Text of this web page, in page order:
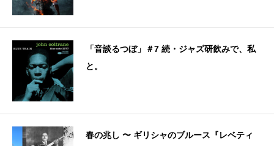
「音談るつぼ」＃7 続・ジャズ研飲みで、私
と。
春の兆し 〜 ギリシャのブルース『レベティ